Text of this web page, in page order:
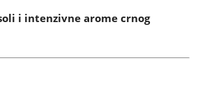
i intenzivne arome crnog